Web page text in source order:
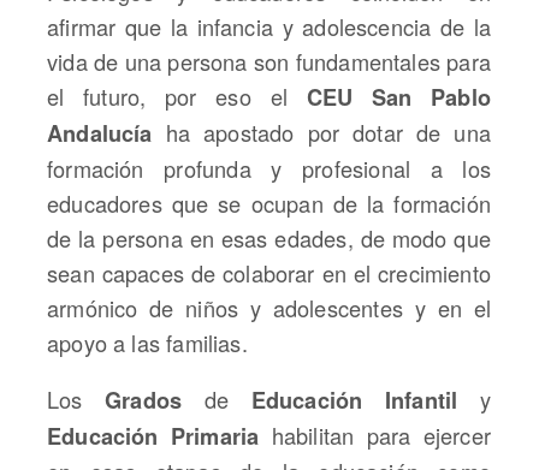
afirmar que la infancia y adolescencia de la
vida de una persona son fundamentales para
el futuro, por eso el CEU San Pablo
Andalucía ha apostado por dotar de una
formación profunda y profesional a los
educadores que se ocupan de la formación
de la persona en esas edades, de modo que
sean capaces de colaborar en el crecimiento
armónico de niños y adolescentes y en el
apoyo a las familias.
LosGrados de Educación Infantil y
Educación Primaria habilitan para ejercer